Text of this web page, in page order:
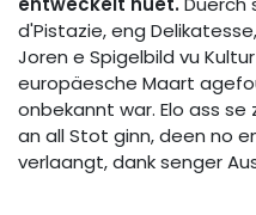
d'Pistazie, eng
Joren e Spigelbild vu
europäesche Maart
onbekannt war. Elo ass
an all Stot ginn, deen no
verlaangt, dank senger